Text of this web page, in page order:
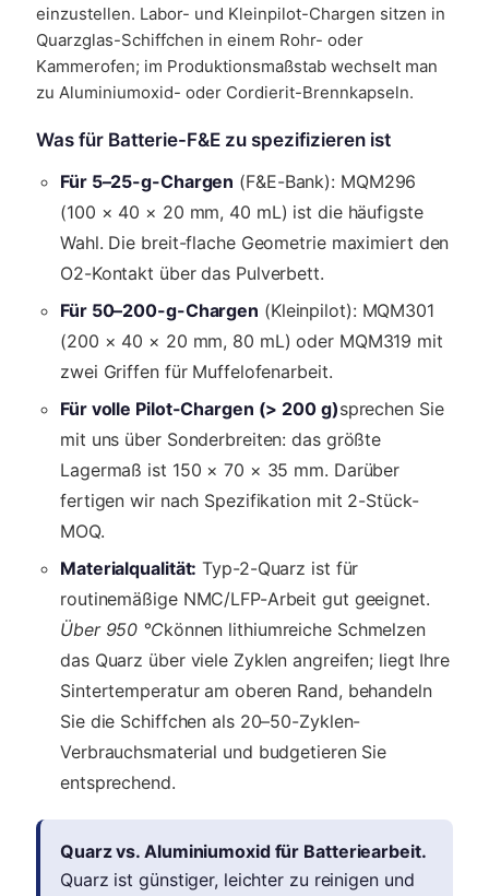
einzustellen. Labor- und Kleinpilot-Chargen sitzen in
Quarzglas-Schiffchen in einem Rohr- oder
Kammerofen; im Produktionsmaßstab wechselt man
zu Aluminiumoxid- oder Cordierit-Brennkapseln.
Was für Batterie-F&E zu spezifizieren ist
Für 5–25-g-Chargen (F&E-Bank): MQM296
(100 × 40 × 20 mm, 40 mL) ist die häufigste
Wahl. Die breit-flache Geometrie maximiert den
O2-Kontakt über das Pulverbett.
Für 50–200-g-Chargen (Kleinpilot): MQM301
(200 × 40 × 20 mm, 80 mL) oder MQM319 mit
zwei Griffen für Muffelofenarbeit.
Für volle Pilot-Chargen (> 200 g)sprechen Sie
mit uns über Sonderbreiten: das größte
Lagermaß ist 150 × 70 × 35 mm. Darüber
fertigen wir nach Spezifikation mit 2-Stück-
MOQ.
Materialqualität: Typ-2-Quarz ist für
routinemäßige NMC/LFP-Arbeit gut geeignet.
Über 950 °Ckönnen lithiumreiche Schmelzen
das Quarz über viele Zyklen angreifen; liegt Ihre
Sintertemperatur am oberen Rand, behandeln
Sie die Schiffchen als 20–50-Zyklen-
Verbrauchsmaterial und budgetieren Sie
entsprechend.
Quarz vs. Aluminiumoxid für Batteriearbeit.
Quarz ist günstiger, leichter zu reinigen und